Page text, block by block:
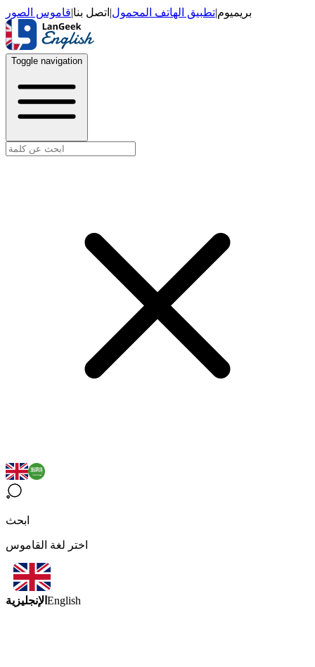
بريميوم|تطبيق الهاتف المحمول| اتصل بنا|قاموس الصور
Toggle navigation
ابحث
اختر لغة القاموس
الإنجليزية English